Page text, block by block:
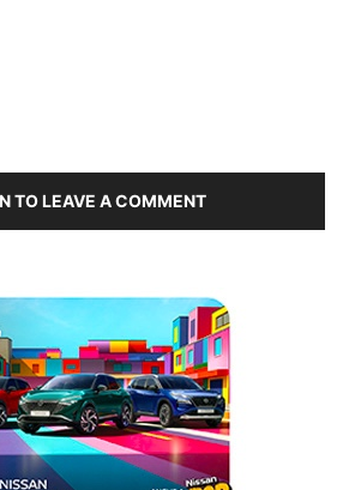
TO LEAVE A COMMENT